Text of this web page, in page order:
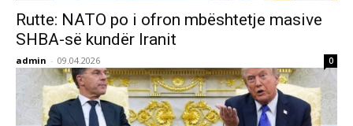
Rutte: NATO po i ofron mbështetje masive
SHBA-së kundër Iranit
admin - 09.04.2026 0